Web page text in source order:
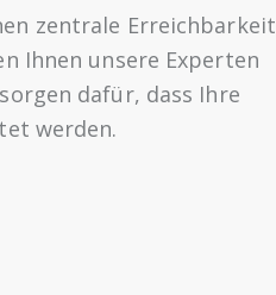
zentrale Erreichbarkeit
Ihnen unsere Experten
dafür, dass Ihre
werden.